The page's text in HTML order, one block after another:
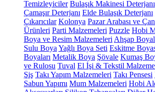
Temizleyiciler Bulaşık Makinesi Deterjanı
Çamaşır Deterjanı Elde Bulaşık Deterjanı
Çıkarıcılar Kolonya Pazar Arabası ve
Ürünleri Parti Malzemeleri Puzzle Hobi
Boya ve Resim Malzemeleri Ahşap
Sulu Boya Yağlı Boya Seti Eskitme
Boyaları Metalik Boya Şövale Kumaş
ve Rulosu Tuval El İşi & Tekstil
Şiş Takı Yapım Malzemeleri Takı Pensesi
Sabun Yapımı Mum Malzemeleri Hobi